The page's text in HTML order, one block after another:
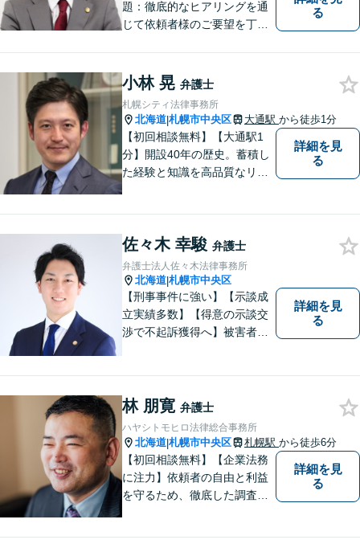
題：徹底的なヒアリングを通
じて依頼者様のご要望を丁寧
ます！遺産分割の相談を中心
に幅広い相談に対応」【休
日・夜間相談可】【子連れ相
談可】【完全個室相談】
る
小林 晃 弁護士
札幌シティ法律事務所
北海道|札幌市中央区 大通駅 から徒歩1分
【初回相談無料】【大通駅1
分】開設40年の歴史。蓄積し
た経験と知識を高品質なリー
めにご相談を【相続遺言】他
士業連携で複雑な手続きもワ
ンストップで対応【土日・夜
間面談OK】
詳細を見
る
佐々木 幸駿 弁護士
弁護士法人佐々木法律事務所
北海道|札幌市中央区
【刑事事件に強い】【示談成
立実績多数】【得意の示談交
渉で不起訴獲得へ】被害者感
早い釈放へ！離婚トラブル／
交通事故被害の方の対応実績
多数
詳細を見
る
林 朋寛 弁護士
ハヤシトモヒロ法律総合事務所
北海道|札幌市中央区 札幌駅 から徒歩6分
【初回相談無料】【企業法務
に注力】依頼者の自由と利益
を守るため、徹底した調査・
詳細を見
る